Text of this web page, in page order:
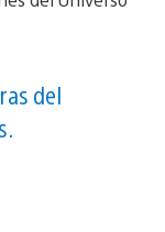
del